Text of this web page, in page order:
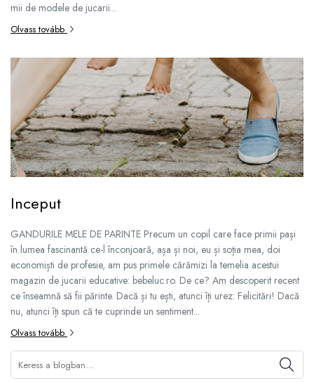
mii de modele de jucarii...
Olvass tovább
Inceput
GANDURILE MELE DE PARINTE Precum un copil care face primii pași
în lumea fascinantă ce-l înconjoară, așa și noi, eu și soția mea, doi
economiști de profesie, am pus primele cărămizi la temelia acestui
magazin de jucarii educative: bebeluc.ro. De ce? Am descoperit recent
ce înseamnă să fii părinte. Dacă și tu ești, atunci îți urez: Felicitări! Dacă
nu, atunci îți spun că te cuprinde un sentiment...
Olvass tovább